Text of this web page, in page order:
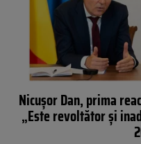
Nicușor Dan, prima
„Este revoltător și